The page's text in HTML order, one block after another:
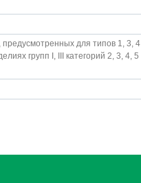
для типов 1, 3, 4
групп I, III категорий 2, 3, 4, 5